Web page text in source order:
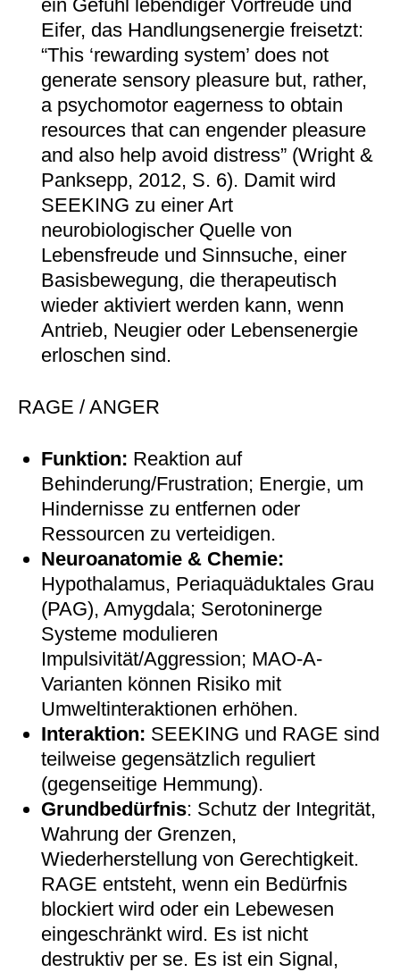
ein Gefühl lebendiger Vorfreude und
Eifer, das Handlungsenergie freisetzt:
“This ‘rewarding system’ does not
generate sensory pleasure but, rather,
a psychomotor eagerness to obtain
resources that can engender pleasure
and also help avoid distress” (Wright &
Panksepp, 2012, S. 6). Damit wird
SEEKING zu einer Art
neurobiologischer Quelle von
Lebensfreude und Sinnsuche, einer
Basisbewegung, die therapeutisch
wieder aktiviert werden kann, wenn
Antrieb, Neugier oder Lebensenergie
erloschen sind.
RAGE / ANGER
Funktion: Reaktion auf
Behinderung/Frustration; Energie, um
Hindernisse zu entfernen oder
Ressourcen zu verteidigen.
Neuroanatomie & Chemie:
Hypothalamus, Periaquäduktales Grau
(PAG), Amygdala; Serotoninerge
Systeme modulieren
Impulsivität/Aggression; MAO-A-
Varianten können Risiko mit
Umweltinteraktionen erhöhen.
Interaktion: SEEKING und RAGE sind
teilweise gegensätzlich reguliert
(gegenseitige Hemmung).
Grundbedürfnis: Schutz der Integrität,
Wahrung der Grenzen,
Wiederherstellung von Gerechtigkeit.
RAGE entsteht, wenn ein Bedürfnis
blockiert wird oder ein Lebewesen
eingeschränkt wird. Es ist nicht
destruktiv per se. Es ist ein Signal,